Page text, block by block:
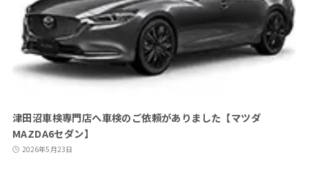
津田沼車検専門店へ車検のご依頼がありました【マツダ
MAZDA6セダン】
2026年5月23日